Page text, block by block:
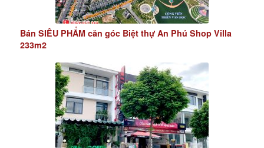
Bán SIÊU PHẨM căn góc Biệt thự An Phú Shop Villa
233m2